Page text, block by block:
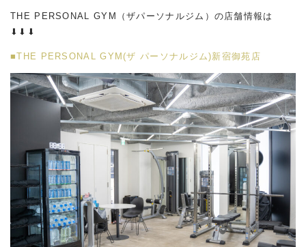
THE PERSONAL GYM（ザパーソナルジム）の店舗情報は
⬇︎⬇︎⬇︎
■THE PERSONAL GYM(ザ パーソナルジム)新宿御苑店